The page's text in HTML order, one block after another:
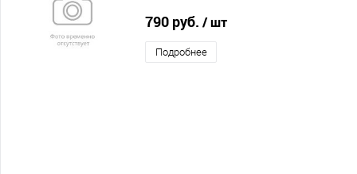
790 руб. / шт
Подробнее